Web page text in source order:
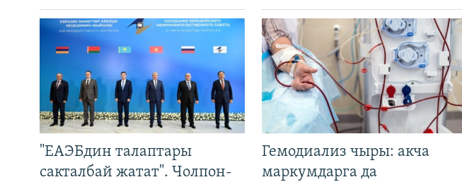
"ЕАЭБдин талаптары
сакталбай жатат". Чолпон-
Гемодиализ чыры: акча
маркумдарга да